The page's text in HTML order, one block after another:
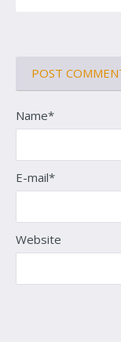
Name*
E-mail*
Website